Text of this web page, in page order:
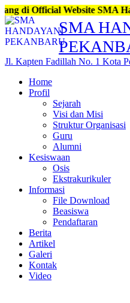
di Official Website SMA
SMA
Jl. Kapten Fadillah No. 1 Kota
Home
Profil
Sejarah
Visi dan Misi
Struktur Organisasi
Guru
Alumni
Kesiswaan
Osis
Ekstrakurikuler
Informasi
File Download
Beasiswa
Pendaftaran
Berita
Artikel
Galeri
Kontak
Video